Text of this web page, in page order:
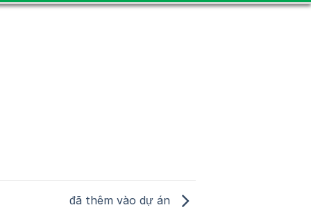
đã thêm vào dự án